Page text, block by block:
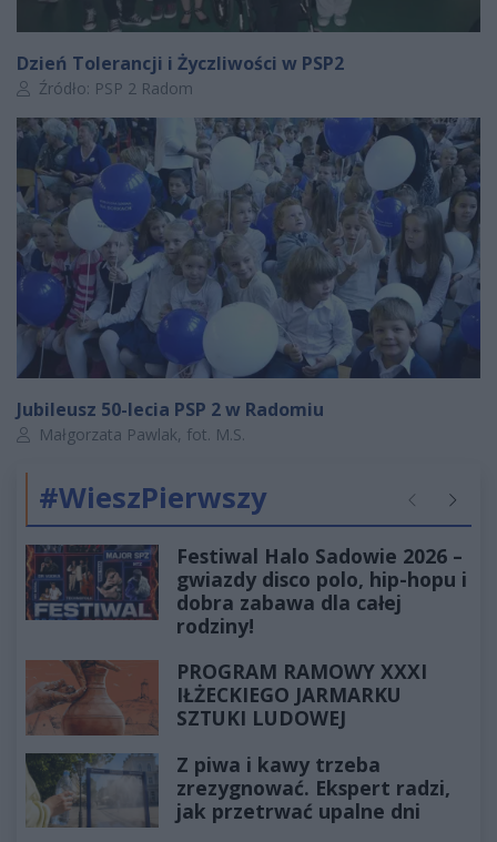
Dzień Tolerancji i Życzliwości w PSP2
Autor artykułu:
Źródło: PSP 2 Radom
Jubileusz 50-lecia PSP 2 w Radomiu
Autor artykułu:
Małgorzata Pawlak, fot. M.S.
#WieszPierwszy Poprzednie
Festiwal Halo Sadowie 2026 –
gwiazdy disco polo, hip-hopu i
dobra zabawa dla całej
rodziny!
PROGRAM RAMOWY XXXI
IŁŻECKIEGO JARMARKU
SZTUKI LUDOWEJ
Z piwa i kawy trzeba
zrezygnować. Ekspert radzi,
jak przetrwać upalne dni